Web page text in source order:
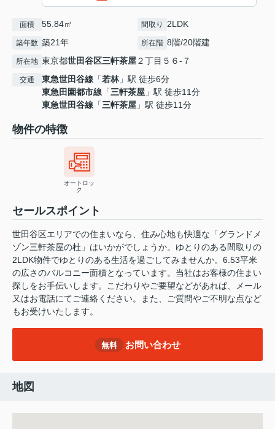
面積 55.84㎡ 間取り 2LDK
築年数 築21年 所在階 8階/20階建
所在地 東京都世田谷区三軒茶屋２丁目５６-７
交通 東急世田谷線 「若林」駅 徒歩6分
東急田園都市線 「三軒茶屋 」駅 徒歩11分
東急世田谷線 「三軒茶屋 」駅 徒歩11分
物件の特徴
オートロッ
ク
セールスポイント
世田谷区エリアでの住まいなら、住み心地も快適な「グランドメ
ゾン三軒茶屋の杜」はいかがでしょうか。ゆとりのある間取りの
2LDK物件でゆとりのある生活を過ごしてみませんか。6.53平米
の広さのバルコニー面積となっています。当社はお客様の住まい
探しをお手伝いします。こだわりやご要望などがあれば、メール
又はお電話にてご連絡ください。また、ご質問やご不明な点など
もお受けいたします。
無料 お問い合わせ
地図